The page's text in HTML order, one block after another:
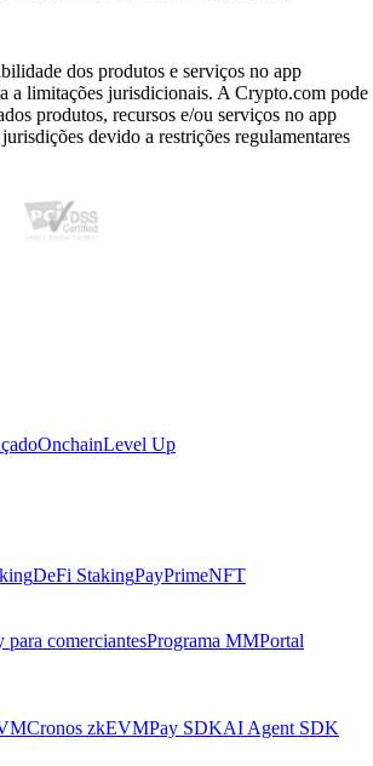
dos produtos e serviços no app
a limitações jurisdicionais. A Crypto.com pode
produtos, recursos e/ou serviços no app
devido a restrições regulamentares
OnchainLevel Up
DeFi StakingPayPrimeNFT
para comerciantesPrograma MMPortal
Cronos zkEVMPay SDKAI Agent SDK